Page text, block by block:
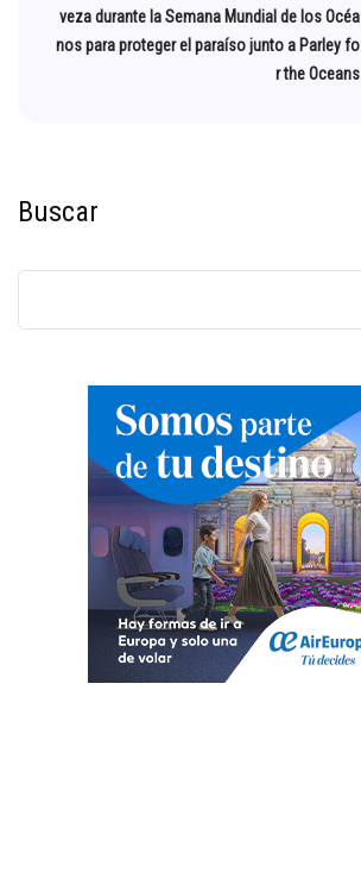
veza durante la Semana Mundial de los Océa
nos para proteger el paraíso junto a Parley fo
r the Oceans
Buscar